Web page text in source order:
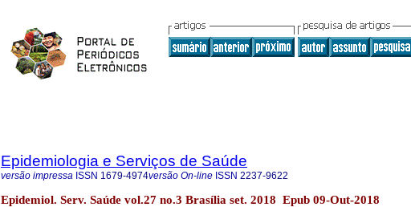
Epidemiologia e Serviços de Saúde
versão impressa ISSN 1679-4974versão On-line ISSN 2237-9622
Epidemiol. Serv. Saúde vol.27 no.3 Brasília set. 2018 Epub 09-Out-2018